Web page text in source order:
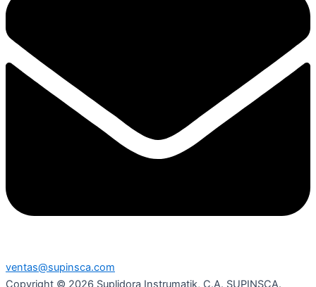
ventas@supinsca.com
Copyright © 2026 Suplidora Instrumatik, C.A. SUPINSCA.